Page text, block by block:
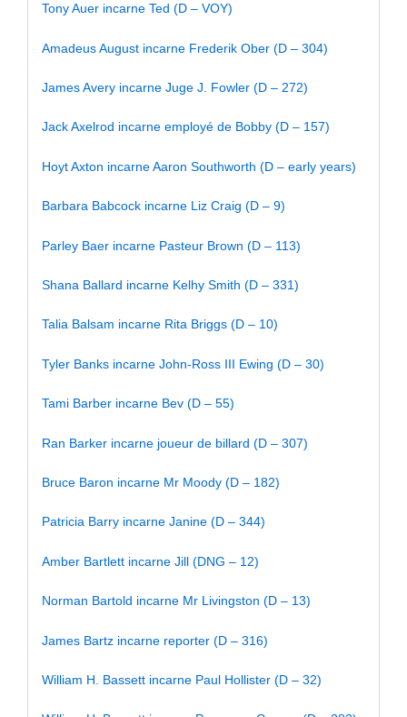
Tony Auer incarne Ted (D – VOY)
Amadeus August incarne Frederik Ober (D – 304)
James Avery incarne Juge J. Fowler (D – 272)
Jack Axelrod incarne employé de Bobby (D – 157)
Hoyt Axton incarne Aaron Southworth (D – early years)
Barbara Babcock incarne Liz Craig (D – 9)
Parley Baer incarne Pasteur Brown (D – 113)
Shana Ballard incarne Kelhy Smith (D – 331)
Talia Balsam incarne Rita Briggs (D – 10)
Tyler Banks incarne John-Ross III Ewing (D – 30)
Tami Barber incarne Bev (D – 55)
Ran Barker incarne joueur de billard (D – 307)
Bruce Baron incarne Mr Moody (D – 182)
Patricia Barry incarne Janine (D – 344)
Amber Bartlett incarne Jill (DNG – 12)
Norman Bartold incarne Mr Livingston (D – 13)
James Bartz incarne reporter (D – 316)
William H. Bassett incarne Paul Hollister (D – 32)